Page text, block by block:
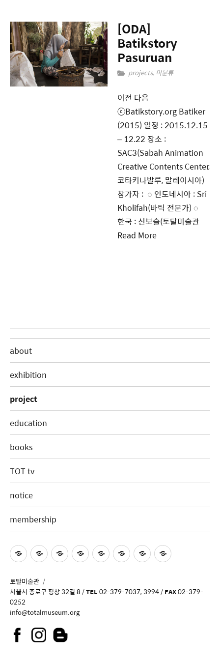
[ODA]
Batikstory
Pasuruan
projects, 미분류
이전 다음
ⓒBatikstory.org Batiker
(2015) 일정 : 2015.12.15
– 12.22 장소 :
SAC3(Sabah Animation
Creative Contents Center,
코타키나발루, 말레이시아)
참가자 : ◌ 인도네시아 : Sri
Kholifah(바틱 전문가) ◌
한국 : 신보슬(토탈미술관
Read More
about
exhibition
project
education
books
TOT tv
notice
membership
토탈미술관
서울시 종로구 평창 32길 8 /TEL02-379-7037, 3994 /FAX02-379-
0252
info@totalmuseum.org